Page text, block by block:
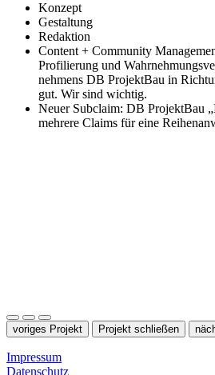
Konzept
Gestaltung
Redaktion
Content + Community
Profilierung und
nehmens DB ProjektBau in
gut. Wir sind wichtig.
Neuer Sub­claim: DB ProjektBau
mehrere Claims für eine
voriges Projekt Projekt schließen
Impressum
Datenschutz